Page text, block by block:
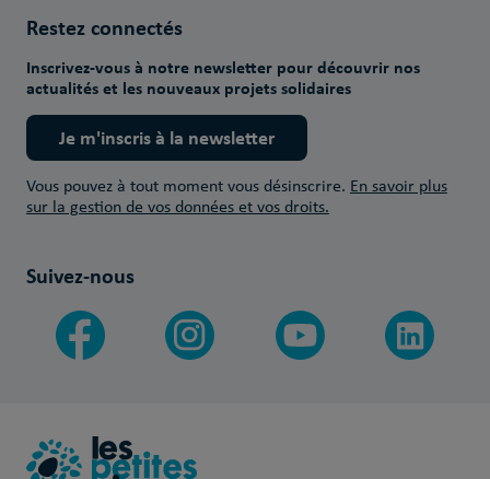
Restez connectés
Inscrivez-vous à notre newsletter pour découvrir nos
actualités et les nouveaux projets solidaires
Je m'inscris à la newsletter
Vous pouvez à tout moment vous désinscrire. En savoir plus
sur la gestion de vos données et vos droits.
Suivez-nous